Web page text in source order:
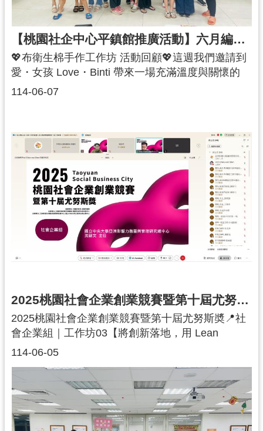
賽 #第十屆尤努斯奬 #社會影響力組
【桃園社企中心平鎮館推廣活動】六月編織時光・影像人生-愛女孩手作布衛生棉工作坊
114-06-07
💖布衛生棉手作工作坊 活動回顧💖這週我們邀請到
愛・女孩 Love・Binti 帶來一場充滿溫度與關懷的
「布衛生棉手作工作坊」🧵💡活動中，講師不僅分
動，實踐對全球女性議題的支持與理解 ✨❓你知道嗎
❓在許多地區，女性因為缺乏生理用品而無法穩定上
學或工作，而一片布衛生棉，就可能是她們走出困
境的第一步。透過這樣的手作體驗，我們不只學會
了縫紉技巧，更打開了通往性別平權與國際關懷的
視野🌍💪💖感謝每一位參與者的細心與投入💖你們
的每一針一線都是對女性權益的支持與陪伴讓我們
一起用行動改變世界🧶✨#桃園市政府社會企業中心
#愛女孩國際關懷協會 #布衛生棉手作 #性別平權 #
國際關懷 #社會企業 #永續行動
2025桃園社會企業創業競賽暨第十屆尤努斯奬｜社會企業組｜工作坊03
114-06-05
2025桃園社會企業創業競賽暨第十屆尤努斯奬📍社
會企業組｜工作坊03【將創新落地，用 Lean
Canvas 驅動變革】在第三場社會企業組工作坊中，
（Lean Canvas）的應用。從價值主張、顧客細分
到關鍵指標的設定，幫助團隊規劃創業藍圖，讓社
會影響力不再只停留在理想，而是化為具體的行動
方案。每一格畫布，都是一次思考的鍛鍊；每一項